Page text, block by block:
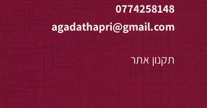
0774258148
agadathapri@gmail.com
תקנון אתר